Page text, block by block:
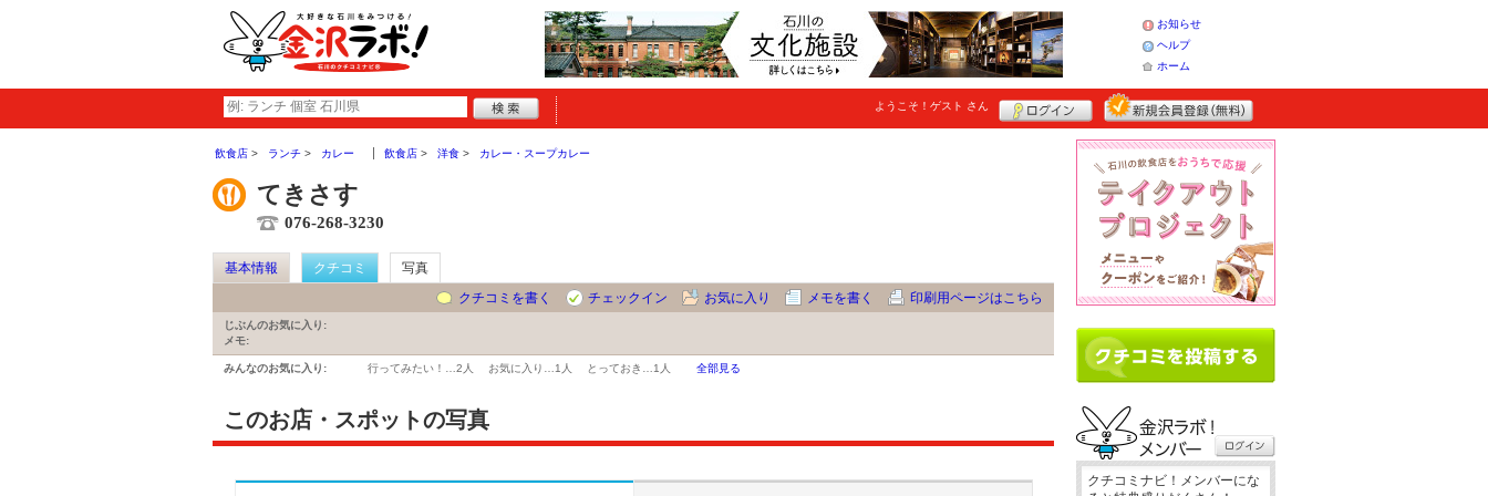
お知らせ
ヘルプ
ホーム
ようこそ！ ゲスト さん
飲食店 ランチ カレー 飲食店 洋食 カレー・スープカレー
てきさす
076-268-3230
基本情報 クチコミ
写真
クチコミを書く
チェックイン お気に入り メモを書く 印刷用ページはこちら
じぶんのお気に入り:
メモ:
みんなのお気に入り: 行ってみたい！… 2人 お気に入り… 1人 とっておき… 1人 全部見る
このお店・スポットの写真
クチコミナビ！メンバーにな